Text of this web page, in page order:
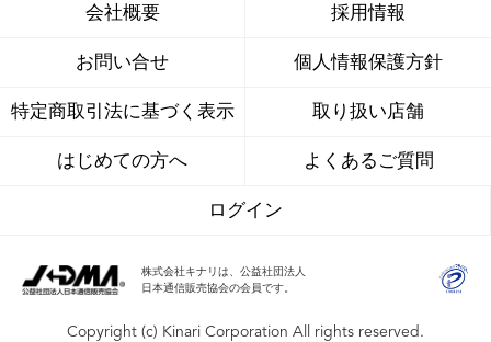
会社概要 採用情報
お問い合せ 個人情報保護方針
特定商取引法に基づく表示 取り扱い店舗
はじめての方へ よくあるご質問
ログイン
株式会社キナリは、公益社団法人
日本通信販売協会の会員です。
Copyright (c) Kinari Corporation All rights reserved.